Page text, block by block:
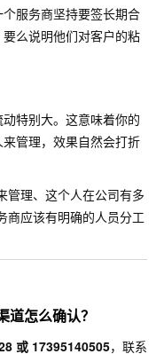
服务商坚持要签长期合
么说明他们对客户的粘
特别大。这意味着你的
管理，效果自然会打折
管理、这个人在公司有多
商应该有明确的人员分工
怎么确认？
或 17395140505，联系